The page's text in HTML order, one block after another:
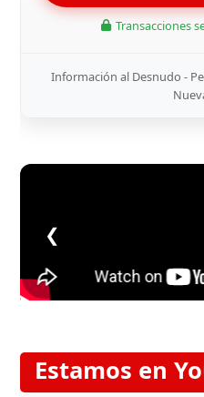
Transacciones
Información al Desnudo -
❮
Estamos en